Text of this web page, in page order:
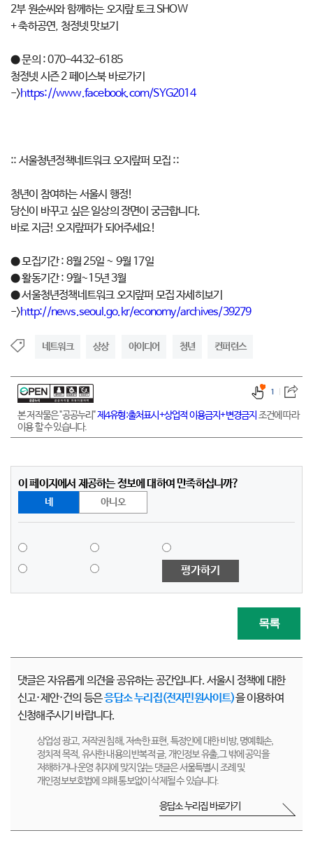
2부 원순씨와 함께하는 오지랖 토크 SHOW
+ 축하공연, 청정넷 맛보기
● 문의 : 070-4432-6185
청정넷 시즌 2 페이스북 바로가기
->https://www.facebook.com/SYG2014
:: 서울청년정책네트워크 오지랖퍼 모집 ::
청년이 참여하는 서울시 행정!
당신이 바꾸고 싶은 일상의 장면이 궁금합니다.
바로 지금! 오지랖퍼가 되어주세요!
● 모집기간 : 8월 25일 ~ 9월 17일
● 활동기간 : 9월~15년 3월
● 서울청년정책네트워크 오지랖퍼 모집 자세히보기
->http://news.seoul.go.kr/economy/archives/39279
네트워크 상상 아이디어 청년 컨퍼런스
본 저작물은 "공공누리"제4유형:출처표시+상업적 이용금지+변경금지 조건에 따라
이용 할 수 있습니다.
1
이 페이지에서 제공하는 정보에 대하여 만족하십니까?
네 아니오
평가하기
목록
댓글은 자유롭게 의견을 공유하는 공간입니다. 서울시 정책에 대한
신고·제안·건의 등은응답소 누리집(전자민원사이트)을 이용하여
신청해주시기 바랍니다.
상업성 광고, 저작권 침해, 저속한 표현, 특정인에 대한 비방, 명예훼손,
정치적 목적, 유사한 내용의 반복적 글, 개인정보 유출,그 밖에 공익을
저해하거나 운영 취지에 맞지 않는 댓글은 서울특별시 조례 및
개인정보보호법에 의해 통보없이 삭제될 수 있습니다.
응답소 누리집 바로가기